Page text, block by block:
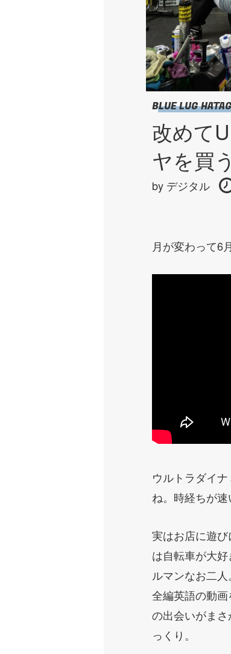
BLUE LUG
改めて
ヤを買
by デジタル
月が変わって6
ウルトラダイ
ね。時経ちが速
実はお店に遊
は自転車が大
ルマンなお二
全編英語の動
の出会いがま
っくり。